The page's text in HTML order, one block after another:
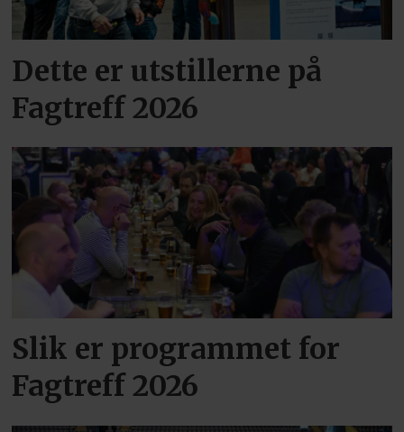
Dette er utstillerne på
Fagtreff 2026
Slik er programmet for
Fagtreff 2026